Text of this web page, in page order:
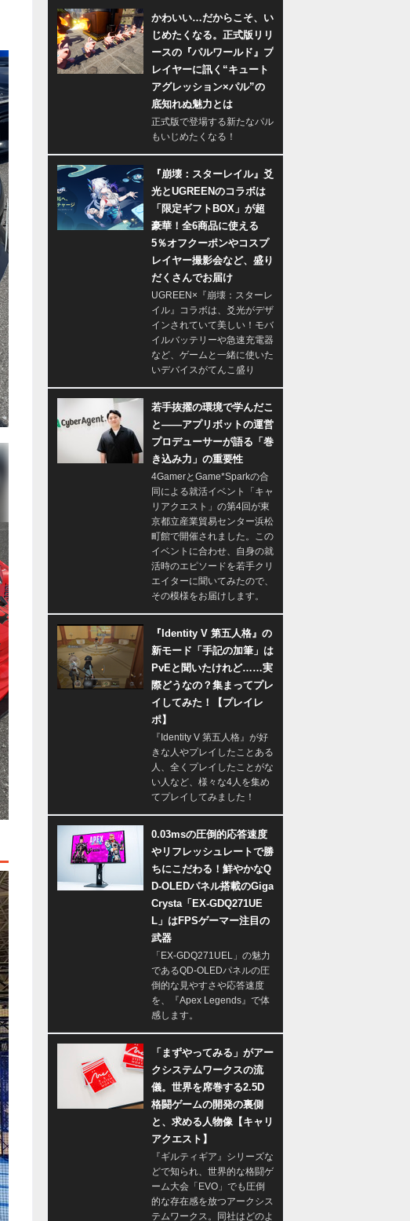
かわいい…だからこそ、い
じめたくなる。正式版リリ
ースの『パルワールド』プ
レイヤーに訊く“キュート
アグレッション×パル”の
底知れぬ魅力とは
正式版で登場する新たなパル
もいじめたくなる！
『崩壊：スターレイル』爻
光とUGREENのコラボは
「限定ギフトBOX」が超
豪華！全6商品に使える
5％オフクーポンやコスプ
レイヤー撮影会など、盛り
だくさんでお届け
UGREEN×『崩壊：スターレ
イル』コラボは、爻光がデザ
インされていて美しい！モバ
イルバッテリーや急速充電器
など、ゲームと一緒に使いた
いデバイスがてんこ盛り
若手抜擢の環境で学んだこ
と――アプリボットの運営
プロデューサーが語る「巻
き込み力」の重要性
4GamerとGame*Sparkの合
同による就活イベント「キャ
リアクエスト」の第4回が東
京都立産業貿易センター浜松
町館で開催されました。この
イベントに合わせ、自身の就
活時のエピソードを若手クリ
エイターに聞いてみたので、
その模様をお届けします。
『Identity V 第五人格』の
新モード「手記の加筆」は
PvEと聞いたけれど……実
際どうなの？集まってプレ
イしてみた！【プレイレ
ポ】
『Identity V 第五人格』が好
きな人やプレイしたことある
人、全くプレイしたことがな
い人など、様々な4人を集め
てプレイしてみました！
0.03msの圧倒的応答速度
やリフレッシュレートで勝
ちにこだわる！鮮やかなQ
D-OLEDパネル搭載のGiga
Crysta「EX-GDQ271UE
L」はFPSゲーマー注目の
武器
「EX-GDQ271UEL」の魅力
であるQD-OLEDパネルの圧
倒的な見やすさや応答速度
を、『Apex Legends』で体
感します。
「まずやってみる」がアー
クシステムワークスの流
儀。世界を席巻する2.5D
格闘ゲームの開発の裏側
と、求める人物像【キャリ
アクエスト】
『ギルティギア』シリーズな
どで知られ、世界的な格闘ゲ
ーム大会「EVO」でも圧倒
的な存在感を放つアークシス
テムワークス。同社はどのよ